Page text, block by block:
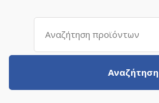
Αναζήτηση
Αναζήτηση